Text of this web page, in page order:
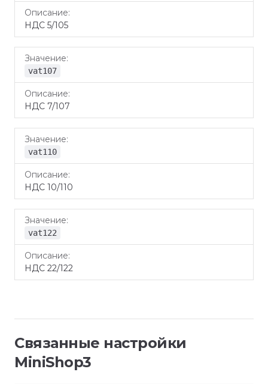
НДС 5/105
vat107
НДС 7/107
vat110
НДС 10/110
vat122
НДС 22/122
Связанные настройки
MiniShop3